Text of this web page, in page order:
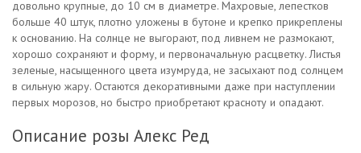
довольно крупные, до 10 см в диаметре. Махровые, лепестков
больше 40 штук, плотно уложены в бутоне и крепко прикреплены
к основанию. На солнце не выгорают, под ливнем не размокают,
хорошо сохраняют и форму, и первоначальную расцветку. Листья
зеленые, насыщенного цвета изумруда, не засыхают под солнцем
в сильную жару. Остаются декоративными даже при наступлении
первых морозов, но быстро приобретают красноту и опадают.
Описание розы Алекс Ред